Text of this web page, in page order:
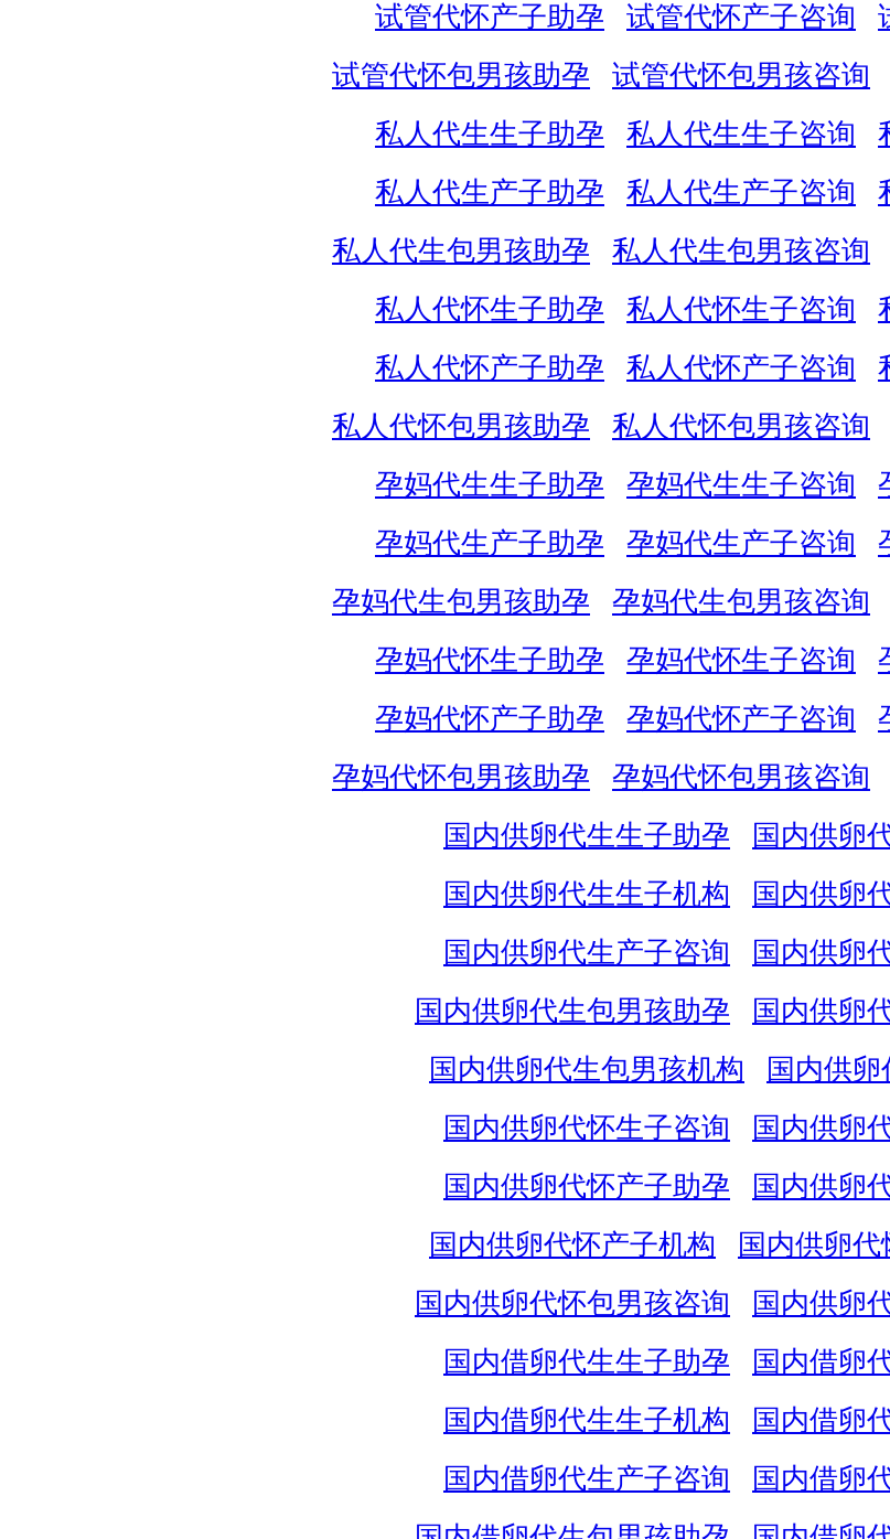
试管代怀产子助孕
试管代怀产子咨询
试管代怀包男孩助孕
试管代怀包男孩咨询
私人代生生子助孕
私人代生生子咨询
私人代生产子助孕
私人代生产子咨询
私人代生包男孩助孕
私人代生包男孩咨询
私人代怀生子助孕
私人代怀生子咨询
私人代怀产子助孕
私人代怀产子咨询
私人代怀包男孩助孕
私人代怀包男孩咨询
孕妈代生生子助孕
孕妈代生生子咨询
孕妈代生产子助孕
孕妈代生产子咨询
孕妈代生包男孩助孕
孕妈代生包男孩咨询
孕妈代怀生子助孕
孕妈代怀生子咨询
孕妈代怀产子助孕
孕妈代怀产子咨询
孕妈代怀包男孩助孕
孕妈代怀包男孩咨询
国内供卵代生生子助孕
国内供卵
国内供卵代生生子机构
国内供卵
国内供卵代生产子咨询
国内供卵
国内供卵代生包男孩助孕
国内供卵
国内供卵代生包男孩机构
国内供
国内供卵代怀生子咨询
国内供卵
国内供卵代怀产子助孕
国内供卵
国内供卵代怀产子机构
国内供卵
国内供卵代怀包男孩咨询
国内供卵
国内借卵代生生子助孕
国内借卵
国内借卵代生生子机构
国内借卵
国内借卵代生产子咨询
国内借卵